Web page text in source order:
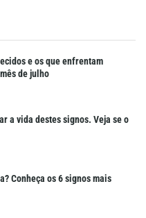
e os que enfrentam
de julho
a vida destes signos. Veja se o
Conheça os 6 signos mais